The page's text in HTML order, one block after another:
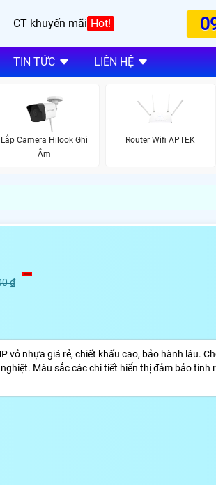
CT khuyến mãi Hot!
TIN TỨC LIÊN HỆ
Lắp Camera Hilook Ghi
Âm
Router Wifi APTEK
₫
vỏ nhựa giá rẻ, chiết khấu cao, bảo hành lâu.
Màu sắc các chi tiết hiển thị đảm bảo tính